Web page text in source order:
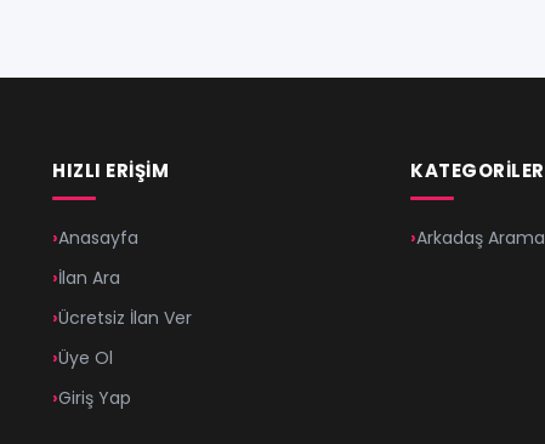
HIZLI ERIŞIM
Anasayfa
İlan Ara
Ücretsiz İlan Ver
Üye Ol
Giriş Yap
KATEGORILER
Arkadaş Arama